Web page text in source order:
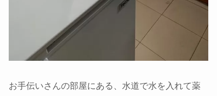
お手伝いさんの部屋にある、水道で水を入れて薬